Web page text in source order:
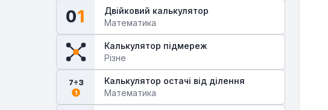
01
Двійковий калькулятор
Математика
Калькулятор підмереж
Різне
7÷3
1
Калькулятор остачі від ділення
Математика